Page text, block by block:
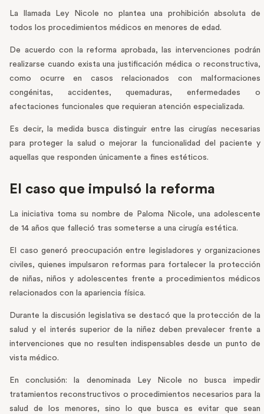
La llamada Ley Nicole no plantea una prohibición absoluta de
todos los procedimientos médicos en menores de edad.
De acuerdo con la reforma aprobada, las intervenciones podrán
realizarse cuando exista una justificación médica o reconstructiva,
como ocurre en casos relacionados con malformaciones
congénitas, accidentes, quemaduras, enfermedades o
afectaciones funcionales que requieran atención especializada.
Es decir, la medida busca distinguir entre las cirugías necesarias
para proteger la salud o mejorar la funcionalidad del paciente y
aquellas que responden únicamente a fines estéticos.
El caso que impulsó la reforma
La iniciativa toma su nombre de Paloma Nicole, una adolescente
de 14 años que falleció tras someterse a una cirugía estética.
El caso generó preocupación entre legisladores y organizaciones
civiles, quienes impulsaron reformas para fortalecer la protección
de niñas, niños y adolescentes frente a procedimientos médicos
relacionados con la apariencia física.
Durante la discusión legislativa se destacó que la protección de la
salud y el interés superior de la niñez deben prevalecer frente a
intervenciones que no resulten indispensables desde un punto de
vista médico.
En conclusión: la denominada Ley Nicole no busca impedir
tratamientos reconstructivos o procedimientos necesarios para la
salud de los menores, sino lo que busca es evitar que sean